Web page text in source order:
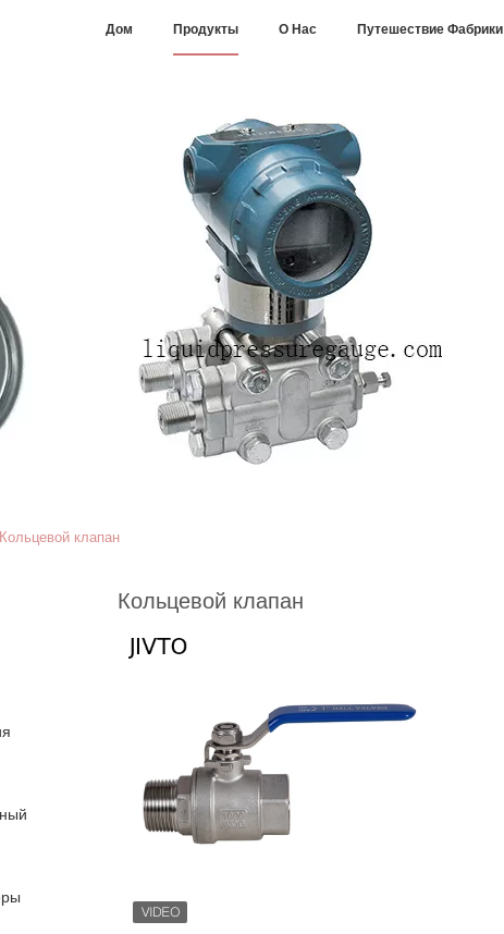
Дом Продукты О Нас Путешествие Фабрики
Кольцевой клапан
Кольцевой клапан